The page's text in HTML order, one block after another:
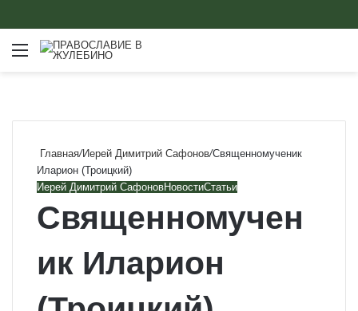
Меню
Главная/Иерей Димитрий Сафонов/Священномученик
Иларион (Троицкий)
Иерей Димитрий СафоновНовостиСтатьи
Священномучен
ик Иларион